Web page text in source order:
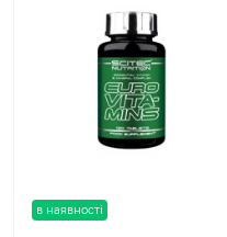
в наявності